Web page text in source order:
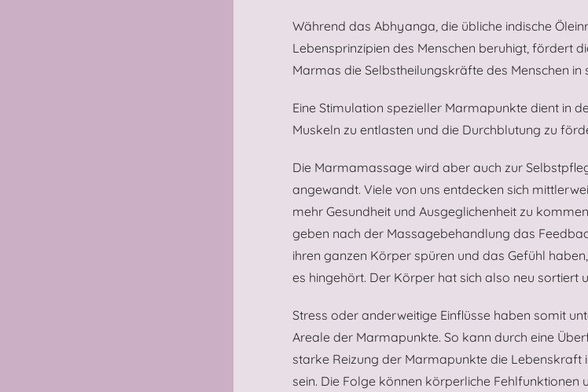
Während das Abhyanga, die übliche indische
Lebensprinzipien des Menschen beruhigt, fördert
Marmas die Selbstheilungskräfte des Menschen in
Eine Stimulation spezieller Marmapunkte dient in
Muskeln zu entlasten und die Durchblutung zu
Die Marmamassage wird aber auch zur
angewandt. Viele von uns entdecken sich
mehr Gesundheit und Ausgeglichenheit zu
geben nach der Massagebehandlung das
ihren ganzen Körper spüren und das Gefühl
es hingehört. Der Körper hat sich also neu sortiert
Stress oder anderweitige Einflüsse haben somit
Areale der Marmapunkte. So kann durch eine
starke Reizung der Marmapunkte die Lebenskraft
sein. Die Folge können körperliche Fehlfunktionen